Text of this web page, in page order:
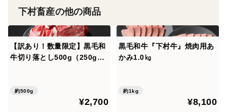
黒毛和牛「下村牛」
▼数量、分量の目安
サーロイン塊肉500g＋あかみ塊肉500g
2026年8月9日（日）まで
下村畜産の他の商品
【訳あり！数量限定】黒毛和
牛切り落とし500g（250g×2
約500g
¥2,700
黒毛和牛『下村牛』焼肉用あ
かみ1.0㎏
約1kg
¥8,100